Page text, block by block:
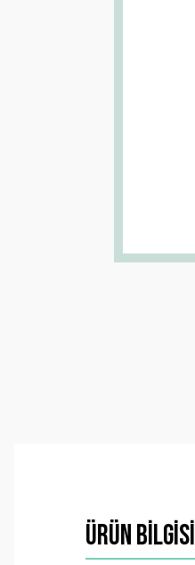
Ürün Bilgisi